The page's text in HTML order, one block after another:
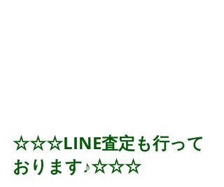
☆☆☆LINE査定も行って
おります♪☆☆☆